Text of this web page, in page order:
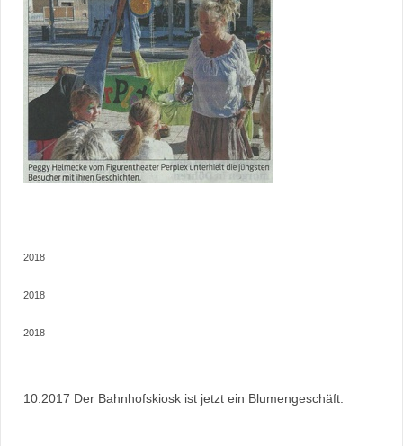
2018
2018
2018
10.2017 Der Bahnhofskiosk ist jetzt ein Blumengeschäft.